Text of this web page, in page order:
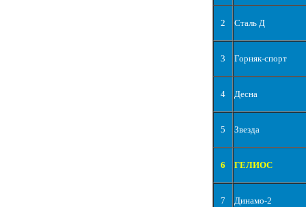
2 Сталь Д
3 Горняк-спорт
4 Десна
5 Звезда
6 ГЕЛИОС
7 Динамо-2